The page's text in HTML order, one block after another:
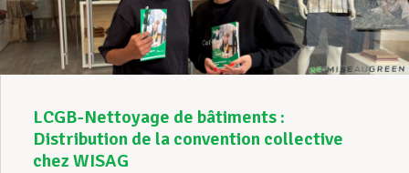
LCGB-Nettoyage de bâtiments :
Distribution de la convention collective
chez WISAG